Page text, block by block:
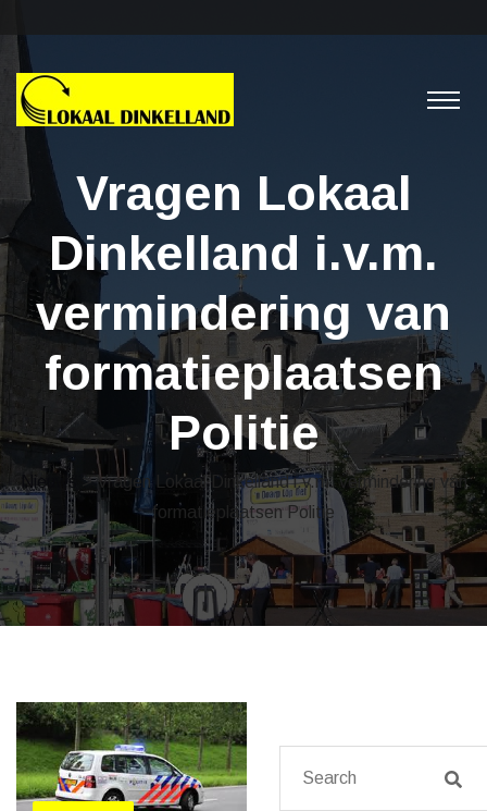
Vragen Lokaal
Dinkelland i.v.m.
vermindering van
formatieplaatsen
Politie
Nieuws > Vragen Lokaal Dinkelland i.v.m. vermindering van
formatieplaatsen Politie